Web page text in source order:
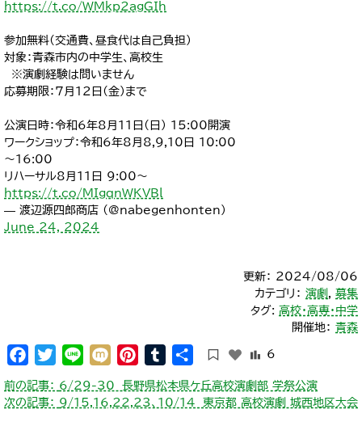
https://t.co/WMkp2agGIh
参加無料(交通費、昼食代は自己負担)
対象：青森市内の中学生、高校生
※演劇経験は問いません
応募期限：7月12日(金)まで
公演日時：令和6年8月11日(日) 15:00開演
ワークショップ：令和6年8月8,9,10日 10:00
～16:00
リハーサル8月11日 9:00～
https://t.co/MIgqnWKVBl
— 渡辺源四郎商店 (@nabegenhonten)
June 24, 2024
更新： 2024/08/06
カテゴリ： 演劇
募集
タグ: 高校・高専・中学
開催地： 青森
Facebook
Twitter
Line Mixi Pinterest
Tumblr 6
投
稿
前の記事： 6/29-30 長野県松本県ケ丘高校演劇部 学祭公演
次の記事： 9/15,16,22,23、10/14 東京都 高校演劇 城西地区大会